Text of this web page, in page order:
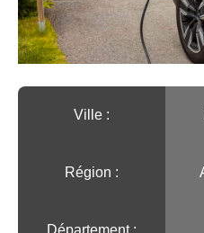
Ville :️
Région :️
Département :